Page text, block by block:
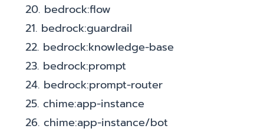
20. bedrock:flow
21. bedrock:guardrail
22. bedrock:knowledge-base
23. bedrock:prompt
24. bedrock:prompt-router
25. chime:app-instance
26. chime:app-instance/bot